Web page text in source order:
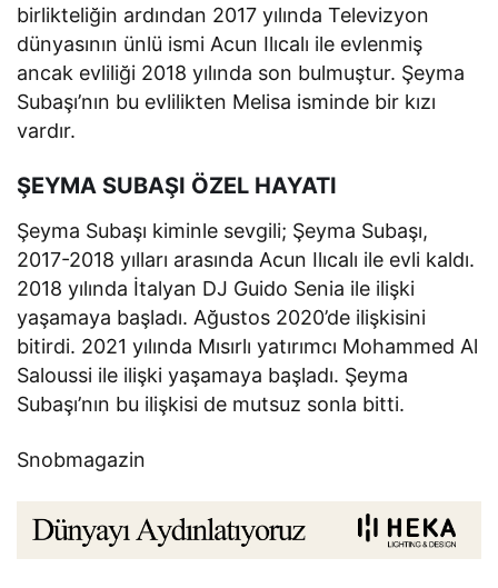
birlikteliğin ardından 2017 yılında Televizyon
dünyasının ünlü ismi Acun Ilıcalı ile evlenmiş
ancak evliliği 2018 yılında son bulmuştur. Şeyma
Subaşı’nın bu evlilikten Melisa isminde bir kızı
vardır.
ŞEYMA SUBAŞI ÖZEL HAYATI
Şeyma Subaşı kiminle sevgili; Şeyma Subaşı,
2017-2018 yılları arasında Acun Ilıcalı ile evli kaldı.
2018 yılında İtalyan DJ Guido Senia ile ilişki
yaşamaya başladı. Ağustos 2020’de ilişkisini
bitirdi. 2021 yılında Mısırlı yatırımcı Mohammed Al
Saloussi ile ilişki yaşamaya başladı. Şeyma
Subaşı’nın bu ilişkisi de mutsuz sonla bitti.
Snobmagazin